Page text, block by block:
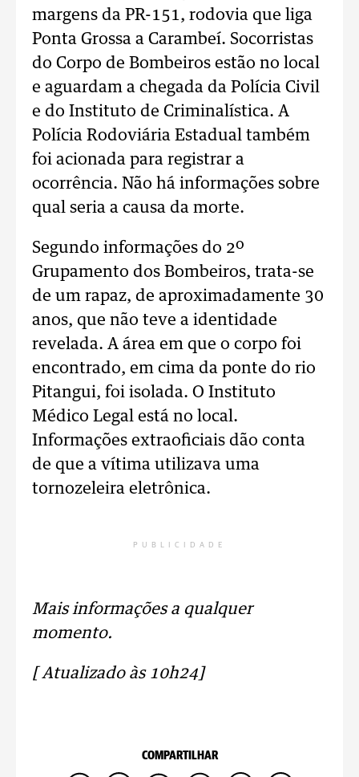
margens da PR-151, rodovia que liga
Ponta Grossa a Carambeí. Socorristas
do Corpo de Bombeiros estão no local
e aguardam a chegada da Polícia Civil
e do Instituto de Criminalística. A
Polícia Rodoviária Estadual também
foi acionada para registrar a
ocorrência. Não há informações sobre
qual seria a causa da morte.
Segundo informações do 2º
Grupamento dos Bombeiros, trata-se
de um rapaz, de aproximadamente 30
anos, que não teve a identidade
revelada. A área em que o corpo foi
encontrado, em cima da ponte do rio
Pitangui, foi isolada. O Instituto
Médico Legal está no local.
Informações extraoficiais dão conta
de que a vítima utilizava uma
tornozeleira eletrônica.
PUBLICIDADE
Mais informações a qualquer
momento.
[ Atualizado às 10h24]
COMPARTILHAR